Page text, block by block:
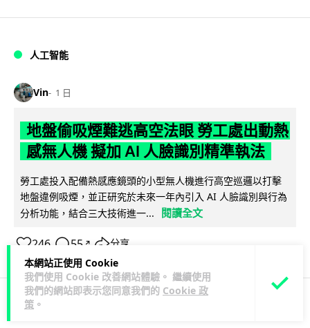
本網站正使用 Cookie
我們使用 Cookie 改善網站體驗。 繼續使用
我們的網站即表示您同意我們的 Cookie 政
策 。
人工智能
Vin 1 日
地盤偷吸煙難逃高空法眼 勞工處出動熱
感無人機 擬加 AI 人臉識別精準執法
勞工處投入配備熱感應鏡頭的小型無人機進行高空巡邏以打擊
地盤違例吸煙，並正研究於未來一年內引入 AI 人臉識別與行為
分析功能，結合三大技術進一...
閱讀全文
246 55 ↗ 分享